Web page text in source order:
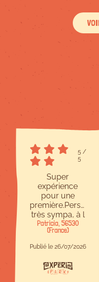
5 /
5
Super
expérience
pour une
première.Personnel
très sympa, à l
écoute et
bienveillant.Site
à taille
humaine,c est
parfait.Il y en a
pour tous les
Patricia, 56530
(France)
Publié le 26/07/2026